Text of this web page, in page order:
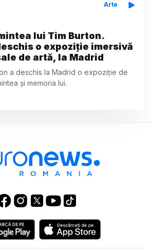
Arte
lui Tim Burton.
o expoziție imersivă
de artă, la Madrid
a deschis la Madrid o expoziție de
și memoria lui.